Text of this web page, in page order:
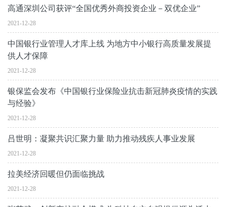
高通深圳公司获评“全国优秀外商投资企业－双优企业”
2021-12-28
中国银行业管理人才库上线 为地方中小银行高质量发展提
供人才保障
2021-12-28
银保监会发布《中国银行业保险业抗击新冠肺炎疫情的实践
与经验》
2021-12-28
吕世明：凝聚共识汇聚力量 助力推动残疾人事业发展
2021-12-28
拉美经济回暖但仍面临挑战
2021-12-28